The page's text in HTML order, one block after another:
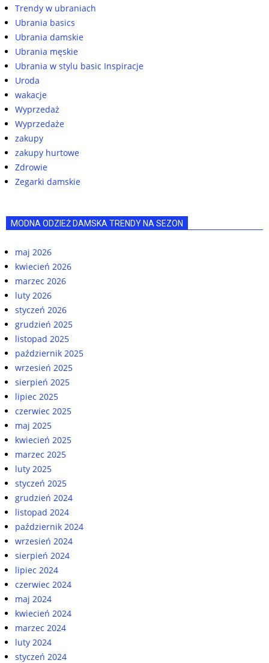
Trendy w ubraniach
Ubrania basics
Ubrania damskie
Ubrania męskie
Ubrania w stylu basic Inspiracje
Uroda
wakacje
Wyprzedaż
Wyprzedaże
zakupy
zakupy hurtowe
Zdrowie
Zegarki damskie
MODNA ODZIEŻ DAMSKA TRENDY NA SEZON
maj 2026
kwiecień 2026
marzec 2026
luty 2026
styczeń 2026
grudzień 2025
listopad 2025
październik 2025
wrzesień 2025
sierpień 2025
lipiec 2025
czerwiec 2025
maj 2025
kwiecień 2025
marzec 2025
luty 2025
styczeń 2025
grudzień 2024
listopad 2024
październik 2024
wrzesień 2024
sierpień 2024
lipiec 2024
czerwiec 2024
maj 2024
kwiecień 2024
marzec 2024
luty 2024
styczeń 2024